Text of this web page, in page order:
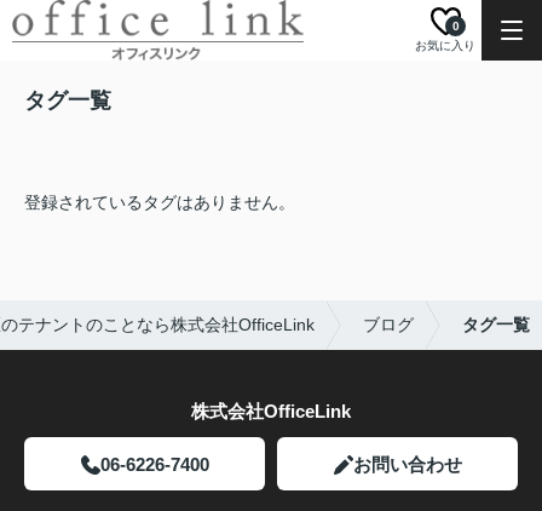
お気に入り
0
タグ一覧
登録されているタグはありません。
テナントのことなら株式会社OfficeLink ブログ タグ一覧
株式会社OfficeLink
06-6226-7400 お問い合わせ